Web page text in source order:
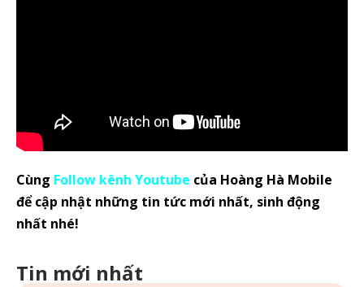
Cùng Follow kênh Youtube của Hoàng Hà Mobile
để cập nhật những tin tức mới nhất, sinh động
nhất nhé!
Tin mới nhất